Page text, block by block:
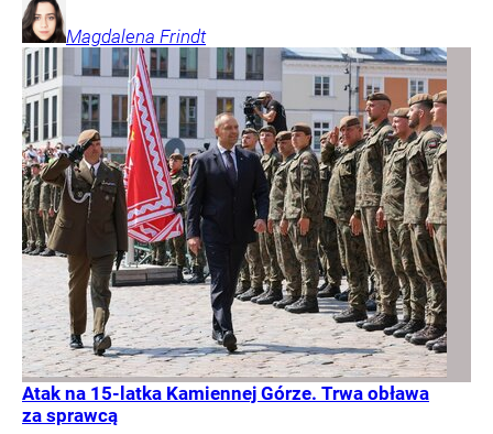
Magdalena Frindt
Atak na 15-latka Kamiennej Górze. Trwa obława
za sprawcą